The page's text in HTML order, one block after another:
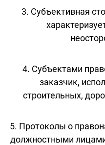
3. Субъективная
4. Субъектами
заказчик,
строительных,
5. Протоколы о
должностными